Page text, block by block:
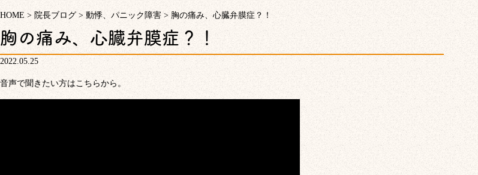
HOME > 院長ブログ>動悸、パニック障害 > 胸の痛み、心臓弁膜症？！
胸の痛み、心臓弁膜症？！
2022.05.25
音声で聞きたい方はこちらから。